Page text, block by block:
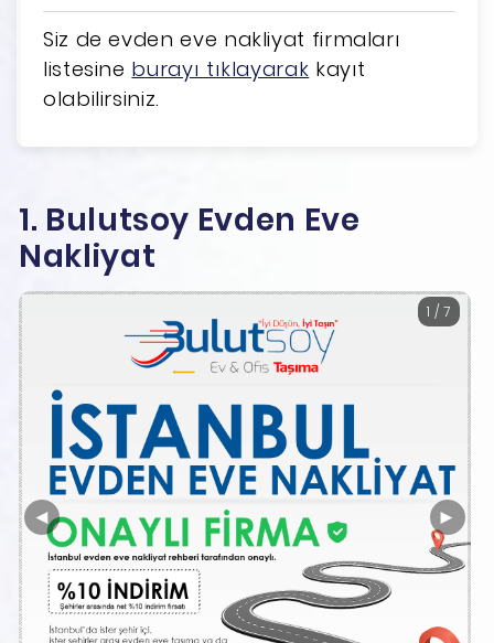
Siz de evden eve nakliyat firmaları
listesine burayı tıklayarak kayıt
olabilirsiniz.
1. Bulutsoy Evden Eve
Nakliyat
◄ ►
1 / 7